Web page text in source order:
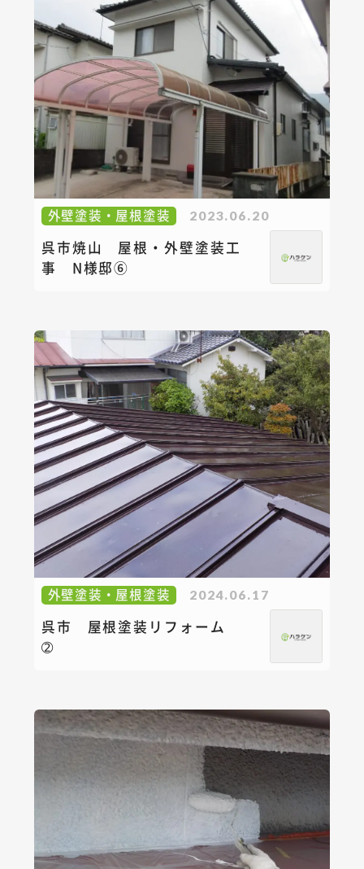
外壁塗装・屋根塗装 2023.06.20
呉市焼山 屋根・外壁塗装工
事 N様邸⑥
外壁塗装・屋根塗装 2024.06.17
呉市 屋根塗装リフォーム
➁